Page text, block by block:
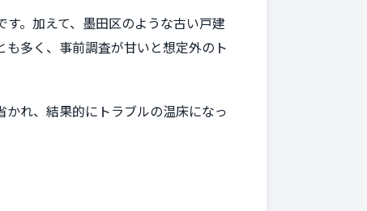
。加えて、墨田区のような古い戸建
多く、事前調査が甘いと想定外のト
れ、結果的にトラブルの温床になっ